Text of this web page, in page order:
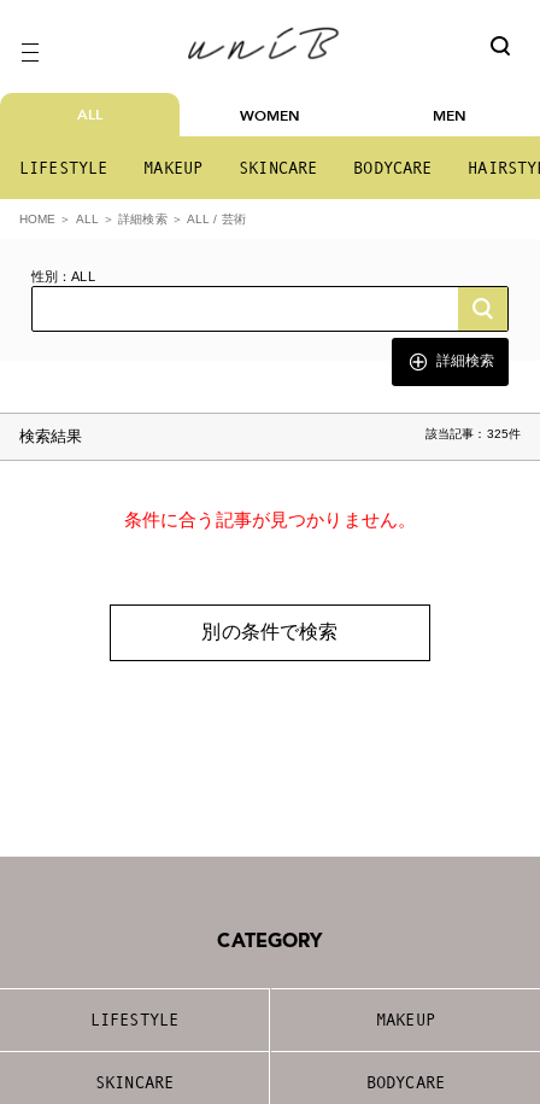
ALL WOMEN MEN
LIFESTYLE MAKEUP SKINCARE BODYCARE
HOME ALL 詳細検索 ALL / 芸術
性別：ALL
詳細検索
検索結果 該当記事：325件
条件に合う記事が見つかりません。
別の条件で検索
CATEGORY
LIFESTYLE MAKEUP
SKINCARE BODYCARE